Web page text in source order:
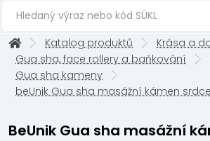
Katalog produktů
Krása a
Gua sha, face rollery a baňkování
Gua sha kameny
beUnik Gua sha masážní kámen
beUnik Gua sha masážní